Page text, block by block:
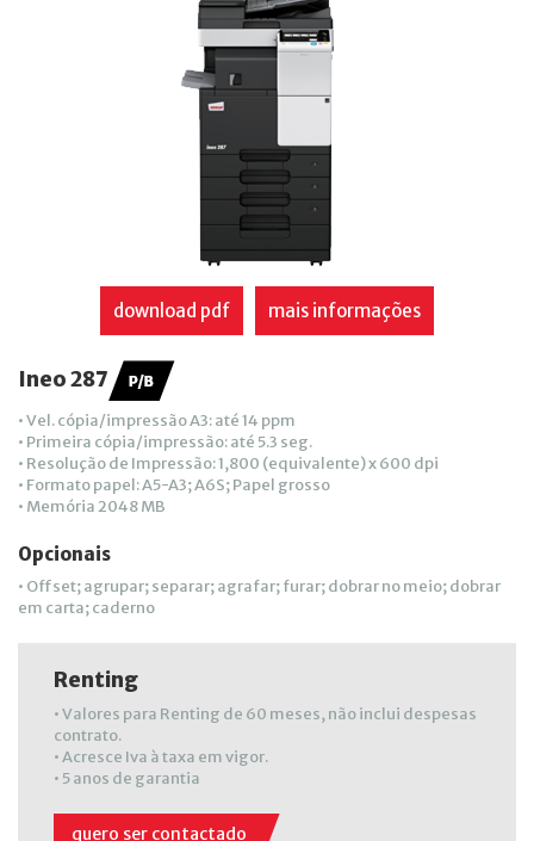
download pdf mais informações
Ineo 287
• Vel. cópia/impressão A3: até 14 ppm
• Primeira cópia/impressão: até 5.3 seg.
• Resolução de Impressão: 1,800 (equivalente) x 600 dpi
• Formato papel: A5-A3; A6S; Papel grosso
• Memória 2048 MB
Opcionais
• Offset; agrupar; separar; agrafar; furar; dobrar no meio; dobrar
em carta; caderno
Renting
• Valores para Renting de 60 meses, não inclui despesas
contrato.
• Acresce Iva à taxa em vigor.
• 5 anos de garantia
quero ser contactado